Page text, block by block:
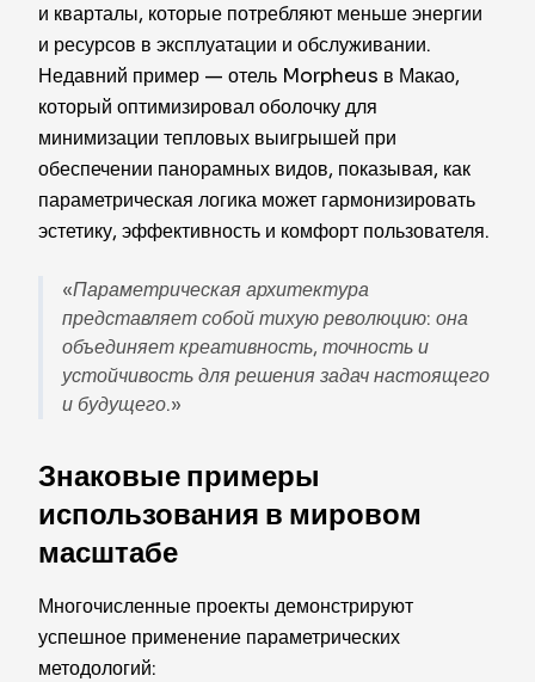
и кварталы, которые потребляют меньше энергии
и ресурсов в эксплуатации и обслуживании.
Недавний пример — отель Morpheus в Макао,
который оптимизировал оболочку для
минимизации тепловых выигрышей при
обеспечении панорамных видов, показывая, как
параметрическая логика может гармонизировать
эстетику, эффективность и комфорт пользователя.
«Параметрическая архитектура
представляет собой тихую революцию: она
объединяет креативность, точность и
устойчивость для решения задач настоящего
и будущего.»
Знаковые примеры
использования в мировом
масштабе
Многочисленные проекты демонстрируют
успешное применение параметрических
методологий: